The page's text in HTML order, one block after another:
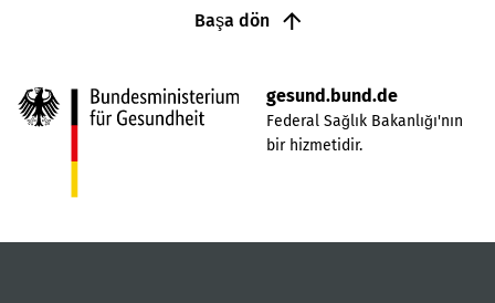
Başa dön
gesund.bund.de
Federal Sağlık Bakanlığı'nın
bir hizmetidir.